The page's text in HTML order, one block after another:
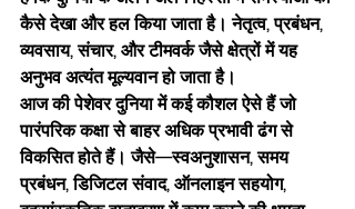
कैसे देखा और हल किया जाता है। नेतृत्व, प्रबंधन,
व्यवसाय, संचार, और टीमवर्क जैसे क्षेत्रों में यह
अनुभव अत्यंत मूल्यवान हो जाता है।
आज की पेशेवर दुनिया में कई कौशल ऐसे हैं जो
पारंपरिक कक्षा से बाहर अधिक प्रभावी ढंग से
विकसित होते हैं। जैसे—स्वअनुशासन, समय
प्रबंधन, डिजिटल संवाद, ऑनलाइन सहयोग,